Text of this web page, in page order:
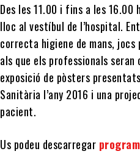
Des les 11.00 i fins a les
lloc al vestíbul de l’hospital.
correcta higiene de mans,
als que els professionals
exposició de pòsters
Sanitària l’any 2016 i una
pacient.
Us podeu descarregar